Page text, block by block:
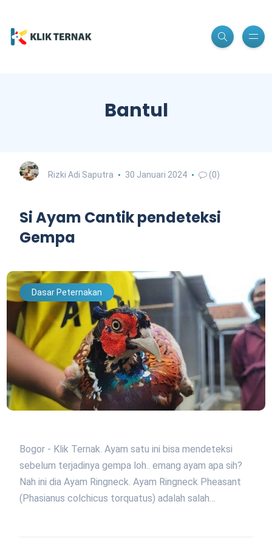
Bantul
Rizki Adi Saputra 30 Januari 2024 (0)
Si Ayam Cantik pendeteksi
Gempa
Dasar Peternakan
Bogor - Klik Ternak. Ayam satu ini bisa mendeteksi
sebelum terjadinya gempa loh.. emang ayam apa sih?
Nah ini dia Ayam Ringneck. Ayam Ringneck Pheasant
(Phasianus colchicus torquatus) adalah salah…